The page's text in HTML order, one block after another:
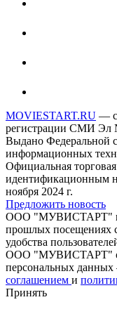
MOVIESTART.RU —
регистрации СМИ Эл
Выдано Федеральной
информационных
Официальная
идентификационным
ноября 2024 г.
Предложить новость
ООО "МУВИСТАРТ"
прошлых посещениях
удобства
ООО "МУВИСТАРТ"
персональных данных
соглашением и
Принять